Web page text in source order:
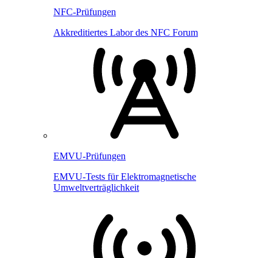
NFC-Prüfungen
Akkreditiertes Labor des NFC Forum
EMVU-Prüfungen
EMVU-Tests für Elektromagnetische
Umweltverträglichkeit